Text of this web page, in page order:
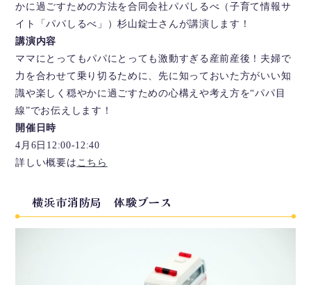
かに過ごすための方法を合同会社パパしるべ（子育て情報サ
イト「パパしるべ」）杉山錠士さんが講演します！
講演内容
ママにとってもパパにとっても激動すぎる産前産後！夫婦で
力を合わせて乗り切るために、先に知っておいた方がいい知
識や楽しく穏やかに過ごすための心構えや考え方を“パパ目
線”でお伝えします！
開催日時
4月6日12:00-12:40
詳しい概要は こちら
横浜市消防局 体験ブース